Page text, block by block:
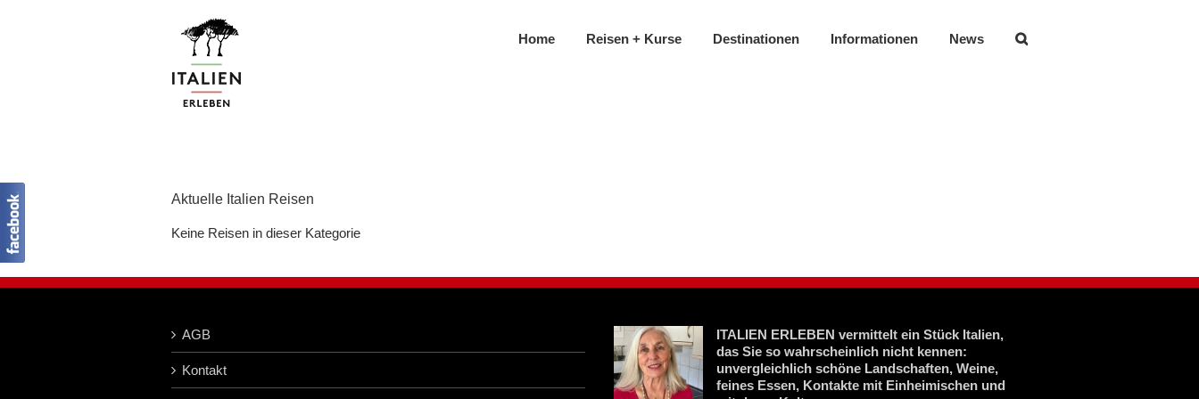
Home Reisen + Kurse Destinationen Informationen News
Aktuelle Italien Reisen
Keine Reisen in dieser Kategorie
AGB
Kontakt
ITALIEN ERLEBEN vermittelt ein Stück Italien,
das Sie so wahrscheinlich nicht kennen:
unvergleichlich schöne Landschaften, Weine,
feines Essen, Kontakte mit Einheimischen und